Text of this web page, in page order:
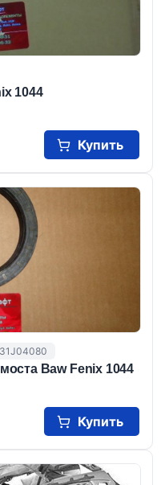
1044
Купить
31J04080
Baw Fenix 1044
Купить